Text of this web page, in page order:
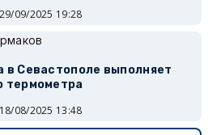
29/09/2025 19:28
в Севастополе выполняет
термометра
18/08/2025 13:48